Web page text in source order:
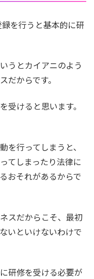
を行うと基本的に研
うとカイアニのよう
だからです。
受けると思います。
を行ってしまうと、
てしまったり法律に
おそれがあるからで
スだからこそ、最初
いといけないわけで
研修を受ける必要が